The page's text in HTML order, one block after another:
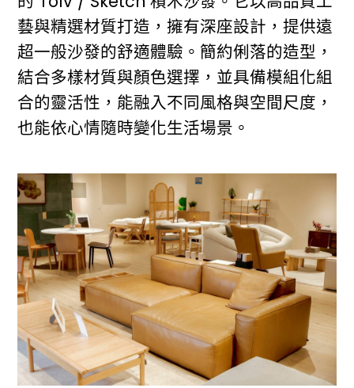
藝與精選材質打造，擁有深座設計，提供遠
超一般沙發的舒適體驗。簡約俐落的造型，
結合多樣材質與顏色選擇，並具備模組化組
合的靈活性，能融入不同風格與空間尺度，
也能依心情隨時變化生活場景。